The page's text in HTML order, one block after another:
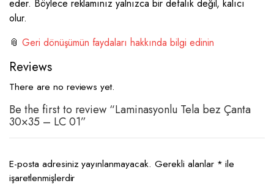
eder. Böylece reklamınız yalnızca bir defalık değil, kalıcı
olur.
📎 Geri dönüşümün faydaları hakkında bilgi edinin
Reviews
There are no reviews yet.
Be the first to review “Laminasyonlu Tela bez Çanta
30×35 – LC 01”
E-posta adresiniz yayınlanmayacak. Gerekli alanlar * ile
işaretlenmişlerdir